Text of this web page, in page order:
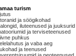
turism
ja söögikohad
iluteenused ja juuksurid
ja terviseteenused
puhkus
ja vaba aeg
ja teenused